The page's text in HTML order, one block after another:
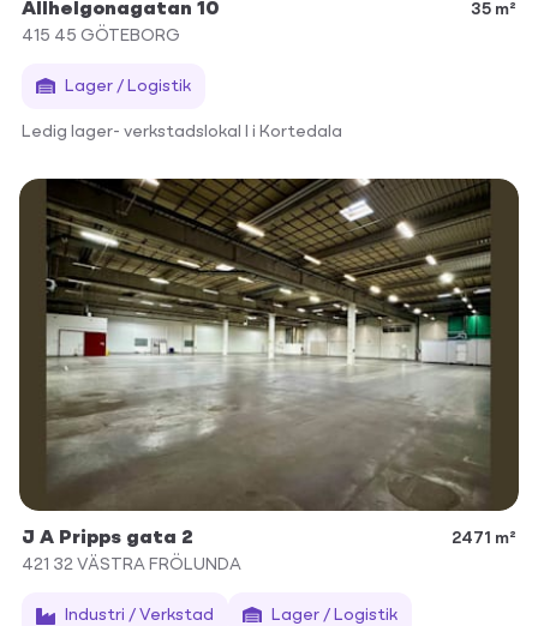
Allhelgonagatan 10
35 m²
415 45 GÖTEBORG
Lager / Logistik
Ledig lager- verkstadslokal l i Kortedala
J A Pripps gata 2
2471 m²
421 32 VÄSTRA FRÖLUNDA
Industri / Verkstad Lager / Logistik